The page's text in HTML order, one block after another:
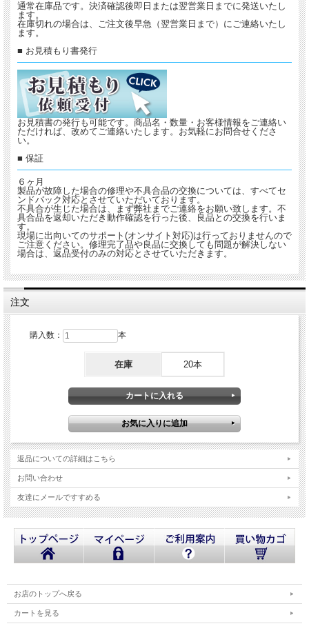
通常在庫品です。決済確認後即日または翌営業日までに発送いたし
ます。
在庫切れの場合は、ご注文後早急（翌営業日まで）にご連絡いたし
ます。
■ お見積もり書発行
お見積書の発行も可能です。商品名・数量・お客様情報をご連絡い
ただければ、改めてご連絡いたします。お気軽にお問合せくださ
い。
■ 保証
６ヶ月
製品が故障した場合の修理や不具合品の交換については、すべてセ
ンドバック対応とさせていただいております。
不具合が生じた場合は、まず弊社までご連絡をお願い致します。不
具合品を返却いただき動作確認を行った後、良品との交換を行いま
す。
現場に出向いてのサポート(オンサイト対応)は行っておりませんので
ご注意ください。修理完了品や良品に交換しても問題が解決しない
場合は、返品受付のみの対応とさせていただきます。
注文
購入数： 本
在庫 20本
返品についての詳細はこちら
お問い合わせ
友達にメールですすめる
お店のトップへ戻る
カートを見る